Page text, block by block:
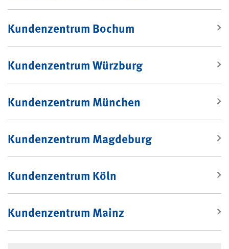
Kundenzentrum Bochum
Kundenzentrum Würzburg
Kundenzentrum München
Kundenzentrum Magdeburg
Kundenzentrum Köln
Kundenzentrum Mainz